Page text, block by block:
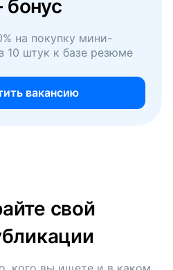
на покупку мини-
10 штук к базе резюме
вакансию
свой